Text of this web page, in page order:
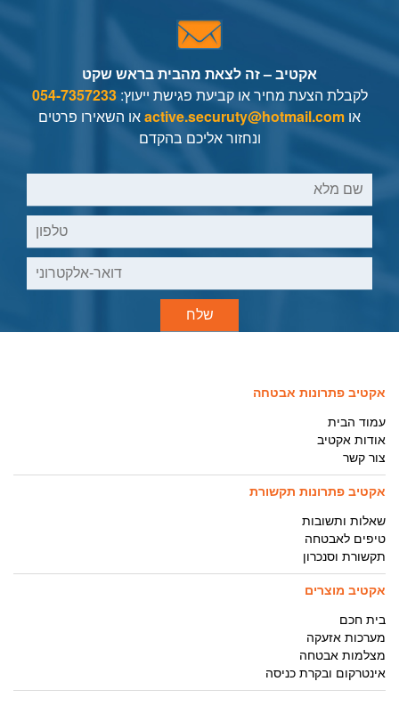
אקטיב – זה לצאת מהבית בראש שקט
לקבלת הצעת מחיר או קביעת פגישת ייעוץ: 054-7357233
או active.securuty@hotmail.comאו השאירו פרטים
ונחזור אליכם בהקדם
אקטיב פתרונות אבטחה
עמוד הבית
אודות אקטיב
צור קשר
אקטיב פתרונות תקשורת
שאלות ותשובות
טיפים לאבטחה
תקשורת וסנכרון
אקטיב מוצרים
בית חכם
מערכות אזעקה
מצלמות אבטחה
אינטרקום ובקרת כניסה